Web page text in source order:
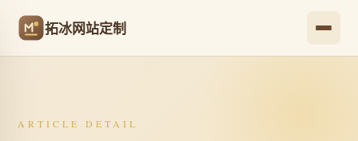
拓冰网站定制
ARTICLE DETAIL